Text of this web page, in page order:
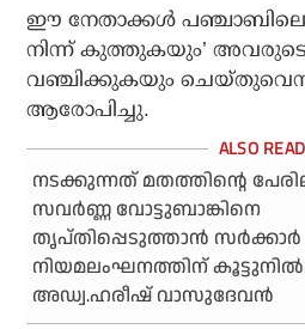
ഈ നേതാക്കള്‍ പഞ്ചാബിലെ
നിന്ന് കുത്തുകയും’ അവരുടെ
വഞ്ചിക്കുകയും
ആരോപിച്ചു.
നടക്കുന്നത് മതത്തിന്റെ
സവര്‍ണ്ണ വോട്ടുബാങ്കിനെ
തൃപ്തിപ്പെടുത്താന്‍ സര്‍ക്കാര്‍
നിയമലംഘനത്തിന്
അഡ്വ.ഹരീഷ് വാസുദേവന്‍